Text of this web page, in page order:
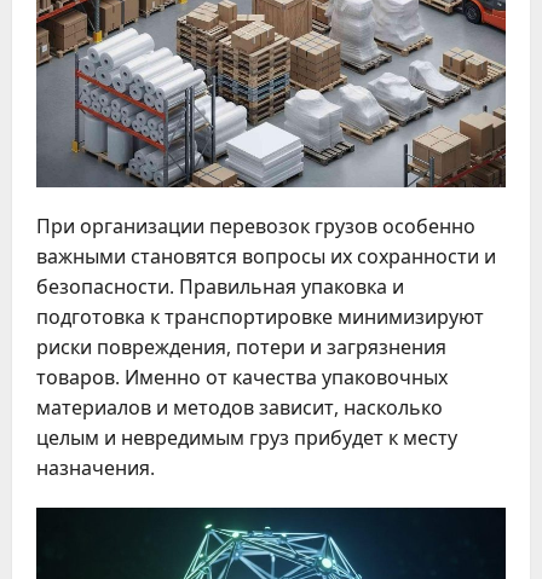
При организации перевозок грузов особенно
важными становятся вопросы их сохранности и
безопасности. Правильная упаковка и
подготовка к транспортировке минимизируют
риски повреждения, потери и загрязнения
товаров. Именно от качества упаковочных
материалов и методов зависит, насколько
целым и невредимым груз прибудет к месту
назначения.